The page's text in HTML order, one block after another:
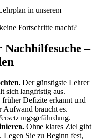
in unserem
Fortschritte macht?
Nachhilfesuche –
Der günstigste Lehrer
sich langfristig aus.
früher Defizite erkannt und
Aufwand braucht es.
Ohne klares Ziel gibt
Legen Sie zu Beginn fest,